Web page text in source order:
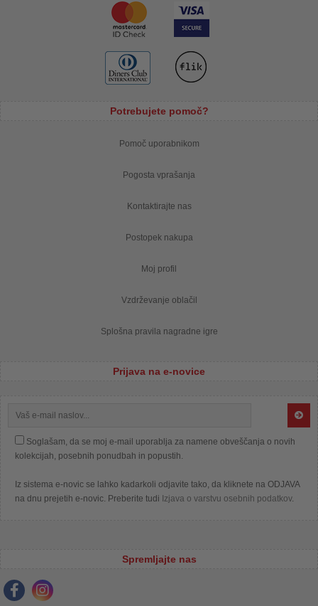
Potrebujete pomoč?
Pomoč uporabnikom
Pogosta vprašanja
Kontaktirajte nas
Postopek nakupa
Moj profil
Vzdrževanje oblačil
Splošna pravila nagradne igre
Prijava na e-novice
Soglašam, da se moj e-mail uporablja za namene obveščanja o novih
kolekcijah, posebnih ponudbah in popustih.
Iz sistema e-novic se lahko kadarkoli odjavite tako, da kliknete na ODJAVA
na dnu prejetih e-novic. Preberite tudi Izjava o varstvu osebnih podatkov.
Spremljajte nas